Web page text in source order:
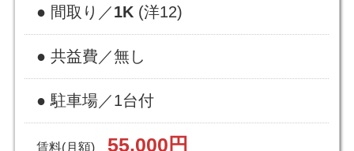
● 間取り／1K (洋12)
● 共益費／無し
● 駐車場／1台付
賃料(月額) 55,000円